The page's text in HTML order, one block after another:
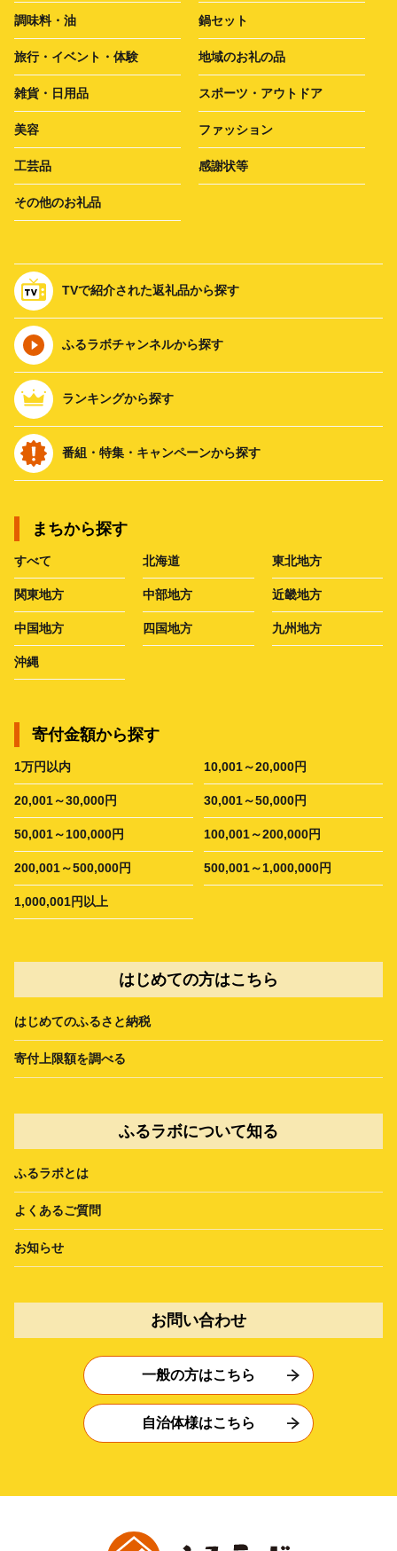
調味料・油 鍋セット
旅行・イベント・体験 地域のお礼の品
雑貨・日用品 スポーツ・アウトドア
美容 ファッション
工芸品 感謝状等
その他のお礼品
TVで紹介された返礼品から探す
ふるラボチャンネルから探す
ランキングから探す
番組・特集・キャンペーンから探す
まちから探す
すべて 北海道 東北地方
関東地方 中部地方 近畿地方
中国地方 四国地方 九州地方
沖縄
寄付金額から探す
1万円以内 10,001～20,000円
20,001～30,000円 30,001～50,000円
50,001～100,000円 100,001～200,000円
200,001～500,000円 500,001～1,000,000円
1,000,001円以上
はじめての方はこちら
はじめてのふるさと納税
寄付上限額を調べる
ふるラボについて知る
ふるラボとは
よくあるご質問
お知らせ
お問い合わせ
一般の方はこちら
自治体様はこちら